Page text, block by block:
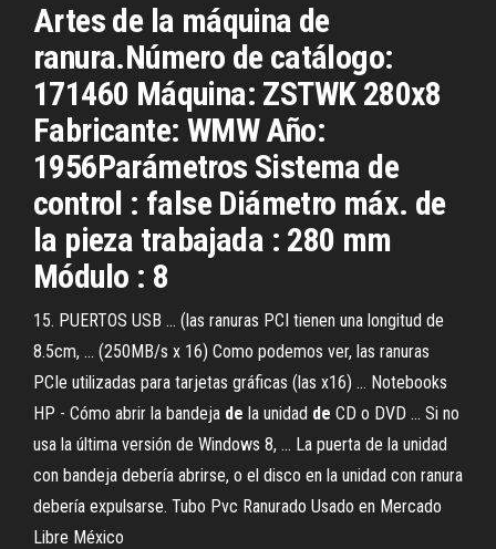
Artes de la máquina de
ranura.Número de catálogo:
171460 Máquina: ZSTWK 280x8
Fabricante: WMW Año:
1956Parámetros Sistema de
control : false Diámetro máx. de
la pieza trabajada : 280 mm
Módulo : 8
15. PUERTOS USB ... (las ranuras PCI tienen una longitud de
8.5cm, ... (250MB/s x 16) Como podemos ver, las ranuras
PCIe utilizadas para tarjetas gráficas (las x16) ... Notebooks
HP - Cómo abrir la bandeja de la unidad de CD o DVD ... Si no
usa la última versión de Windows 8, ... La puerta de la unidad
con bandeja debería abrirse, o el disco en la unidad con ranura
debería expulsarse. Tubo Pvc Ranurado Usado en Mercado
Libre México